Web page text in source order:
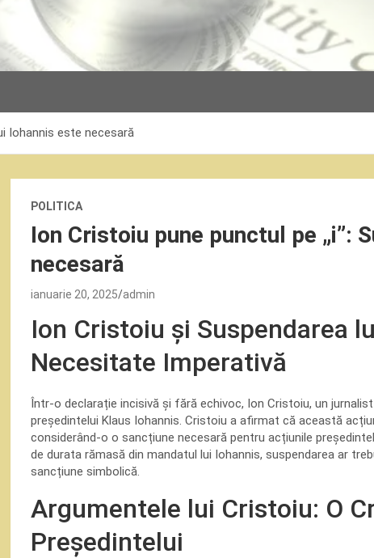
Iohannis este necesară
POLITICA
Ion Cristoiu pune punctul pe „i”:
necesară
ianuarie 20, 2025 admin
Ion Cristoiu și Suspendarea
Necesitate Imperativă
Într-o declarație incisivă și fără echivoc, Ion Cristoiu, un
președintelui Klaus Iohannis. Cristoiu a afirmat că această
considerând-o o sancțiune necesară pentru acțiunile
de durata rămasă din mandatul lui Iohannis, suspendarea ar
sancțiune simbolică.
Argumentele lui Cristoiu: O
Președintelui